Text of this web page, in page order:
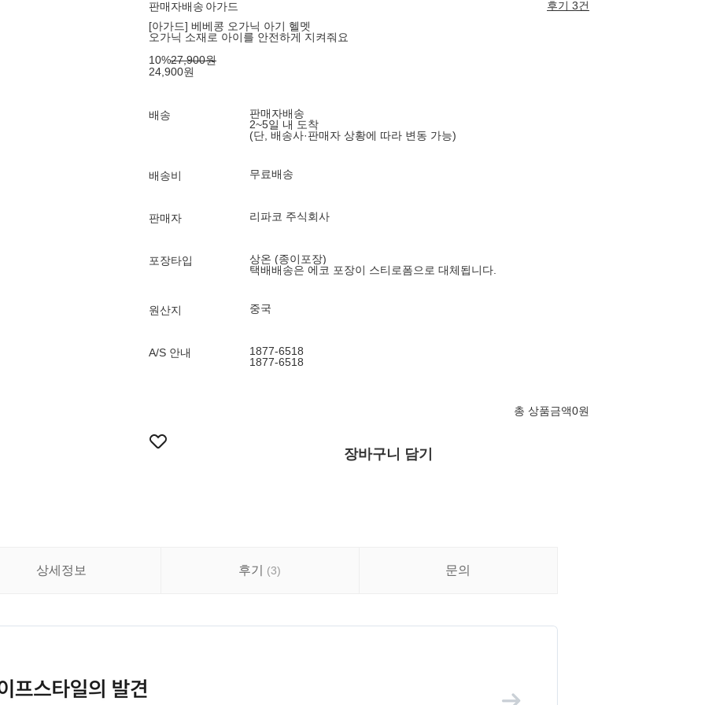
판매자배송 아가드
후기 3건
[아가드] 베베콩 오가닉 아기 헬멧
오가닉 소재로 아이를 안전하게 지켜줘요
10%27,900원
24,900원
배송
판매자배송
2~5일 내 도착
(단, 배송사·판매자 상황에 따라 변동 가능)
배송비 무료배송
판매자 리파코 주식회사
포장타입
상온 (종이포장)
택배배송은 에코 포장이 스티로폼으로 대체됩니다.
원산지 중국
A/S 안내
1877-6518
1877-6518
총 상품금액0원
장바구니 담기
상세정보 후기 (3) 문의